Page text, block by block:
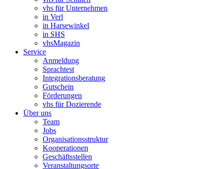
vhs für Unternehmen
in Verl
in Harsewinkel
in SHS
vhsMagazin
Service
Anmeldung
Sprachtest
Integrationsberatung
Gutschein
Förderungen
vhs für Dozierende
Über uns
Team
Jobs
Organisationsstruktur
Kooperationen
Geschäftsstellen
Veranstaltungsorte